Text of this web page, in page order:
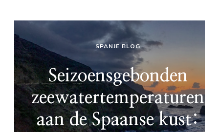
SPANJE BLOG
Seizoensgebonden
zeewatertemperaturen
aan de Spaanse kust: